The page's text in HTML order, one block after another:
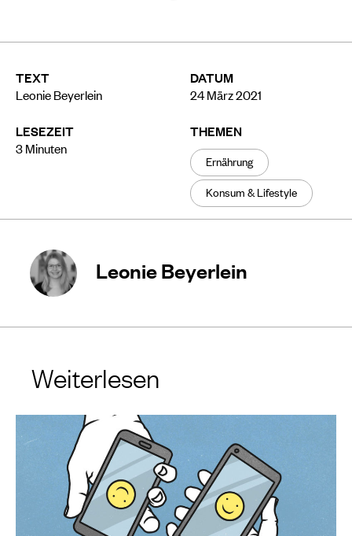
TEXT
Leonie Beyerlein
LESEZEIT
3Minuten
DATUM
24 März 2021
THEMEN
Ernährung
Konsum & Lifestyle
Leonie Beyerlein
Weiterlesen